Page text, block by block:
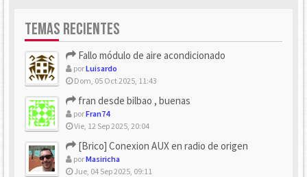
TEMAS RECIENTES
Fallo módulo de aire acondicionado
porLuisardo
Dom, 05 Oct 2025, 11:43
fran desde bilbao , buenas
porFran74
Vie, 12 Sep 2025, 20:04
[Brico] Conexion AUX en radio de origen
porMasiricha
Jue, 04 Sep 2025, 09:11